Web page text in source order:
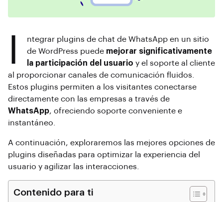
ntegrar plugins de chat de WhatsApp en un sitio
de WordPress puede mejorar significativamente
la participación del usuario y el soporte al cliente
al proporcionar canales de comunicación fluidos.
Estos plugins permiten a los visitantes conectarse
directamente con las empresas a través de
WhatsApp, ofreciendo soporte conveniente e
instantáneo.
A continuación, exploraremos las mejores opciones de
plugins diseñadas para optimizar la experiencia del
usuario y agilizar las interacciones.
Contenido para ti